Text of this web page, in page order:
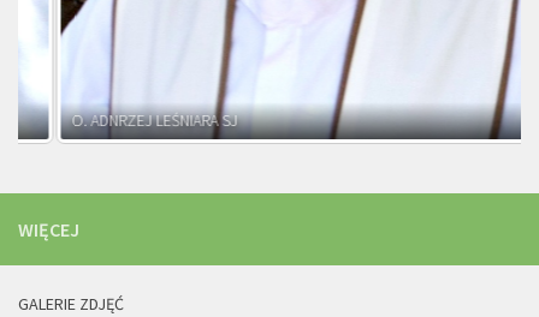
O. ADNRZEJ LEŚNIARA SJ
WIĘCEJ
GALERIE ZDJĘĆ